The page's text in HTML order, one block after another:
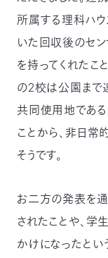
所属する理科ハ
いた回収後のセ
を持ってくれたこ
の2校は公園まで
共同使用地であ
ことから、非日常
そうです。
お二方の発表を
されたことや、学
かけになったとい